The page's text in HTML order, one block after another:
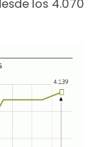
los 4.070